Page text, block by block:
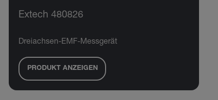
Extech 480826
Dreiachsen-EMF-Messgerät
PRODUKT ANZEIGEN